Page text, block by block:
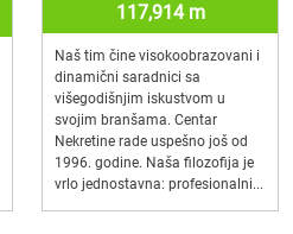
117,914 m
Naš tim čine visokoobrazovani i
dinamični saradnici sa
višegodišnjim iskustvom u
svojim branšama. Centar
Nekretine rade uspešno još od
1996. godine. Naša filozofija je
vrlo jednostavna: profesionalni...